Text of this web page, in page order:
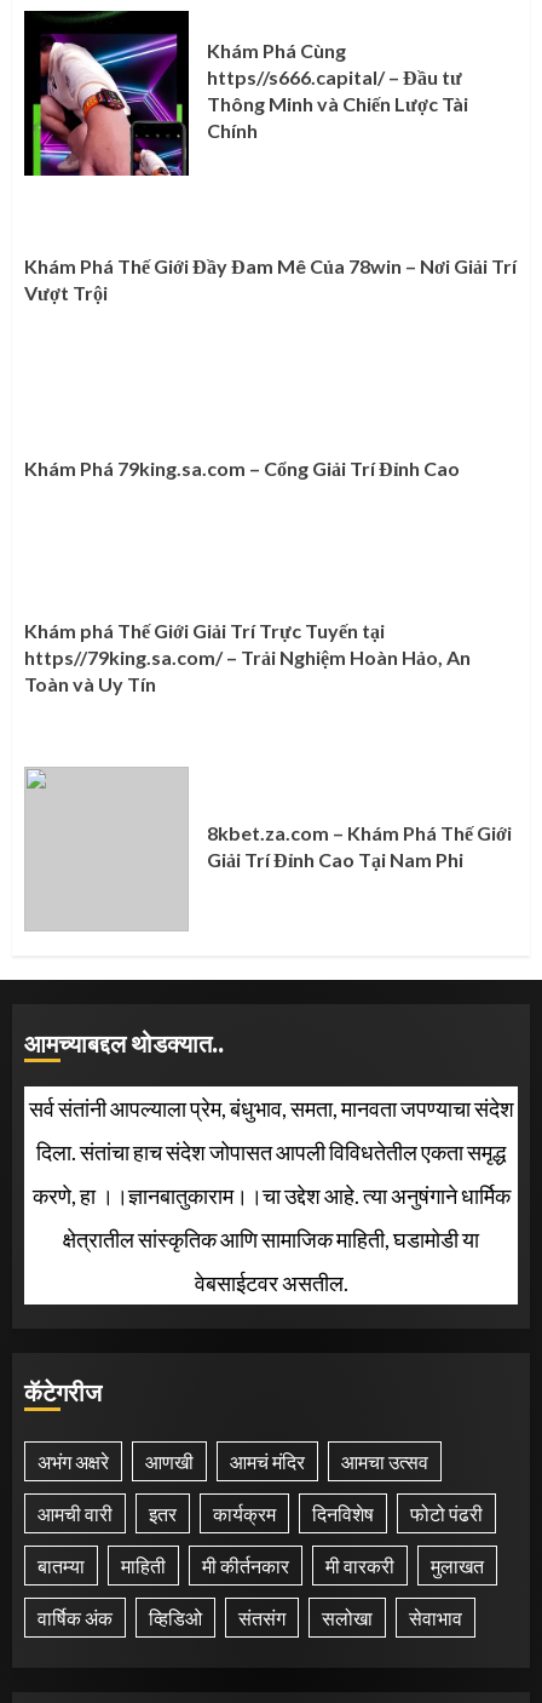
Khám Phá Cùng
https//s666.capital/ – Đầu tư
Thông Minh và Chiến Lược Tài
Chính
Khám Phá Thế Giới Đầy Đam Mê Của 78win – Nơi Giải Trí
Vượt Trội
Khám Phá 79king.sa.com – Cổng Giải Trí Đỉnh Cao
Khám phá Thế Giới Giải Trí Trực Tuyến tại
https//79king.sa.com/ – Trải Nghiệm Hoàn Hảo, An
Toàn và Uy Tín
8kbet.za.com – Khám Phá Thế Giới
Giải Trí Đỉnh Cao Tại Nam Phi
आमच्याबद्दल थोडक्यात..
सर्व संतांनी आपल्याला प्रेम, बंधुभाव, समता, मानवता जपण्याचा संदेश
दिला. संतांचा हाच संदेश जोपासत आपली विविधतेतील एकता समृद्ध
करणे, हा ।।ज्ञानबातुकाराम।।चा उद्देश आहे. त्या अनुषंगाने धार्मिक
क्षेत्रातील सांस्कृतिक आणि सामाजिक माहिती, घडामोडी या
वेबसाईटवर असतील.
कॅटेगरीज
अभंग अक्षरे आणखी आमचं मंदिर आमचा उत्सव
आमची वारी इतर कार्यक्रम दिनविशेष फोटो पंढरी
बातम्या माहिती मी कीर्तनकार मी वारकरी मुलाखत
वार्षिक अंक व्हिडिओ संतसंग सलोखा सेवाभाव